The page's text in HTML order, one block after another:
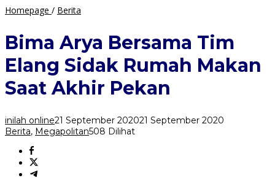
Homepage / Berita
Bersama
Tim
Elang
Sidak
Rumah
Makan
Akhir
Pekan
Bima Arya Bersama Tim
Elang Sidak Rumah Makan
Saat Akhir Pekan
inilah online21 September 202021 September 2020
Berita, Megapolitan508 Dilihat